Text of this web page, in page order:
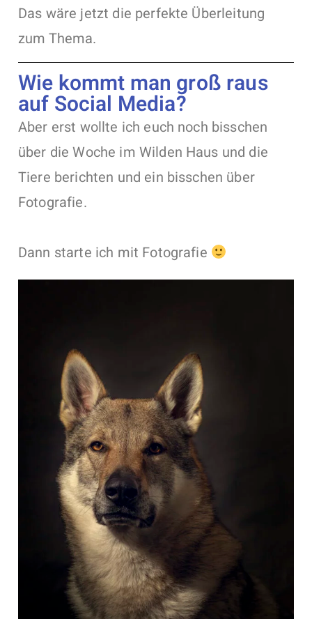
Das wäre jetzt die perfekte Überleitung
zum Thema.
Wie kommt man groß raus
auf Social Media?
Aber erst wollte ich euch noch bisschen
über die Woche im Wilden Haus und die
Tiere berichten und ein bisschen über
Fotografie.
Dann starte ich mit Fotografie